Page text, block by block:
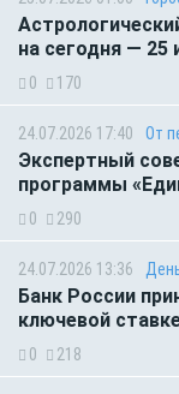
на сегодня — 25
0 170
24.07.2026 17:40 От
Экспертный
программы
0 290
24.07.2026 13:36
Банк России
ключевой
0 218